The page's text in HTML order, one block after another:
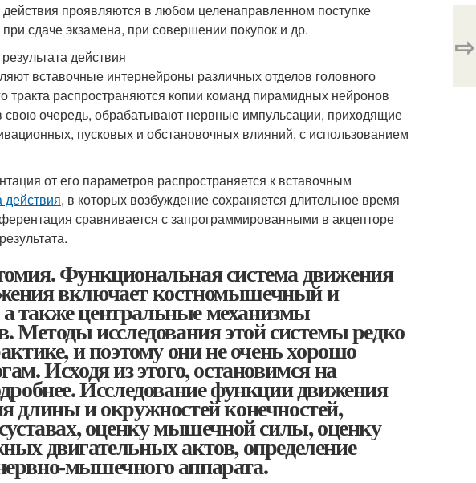
проявляются в любом целенаправленном поступке
сдаче экзамена, при совершении покупок и др.
действия
вставочные интернейроны различных отделов головного
тракта распространяются копии команд пирамидных нейронов
очередь, обрабатывают нервные импульсации, приходящие
пусковых и обстановочных влияний, с использованием
от его параметров распространяется к вставочным
действия, в которых возбуждение сохраняется длительное время
сравнивается с запрограммированными в акцепторе
Функциональная система движения
включает костномышечный и
центральные механизмы
Методы исследования этой системы редко
и поэтому они не очень хорошо
Исходя из этого, остановимся на
Исследование функции движения
длины и окружностей конечностей,
оценку мышечной силы, оценку
двигательных актов, определение
мышечного аппарата.
⇨